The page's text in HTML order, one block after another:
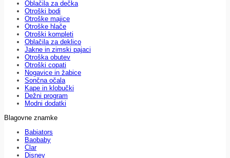
Oblačila za dečka
Otroški bodi
Otroške majice
Otroške hlače
Otroški kompleti
Oblačila za deklico
Jakne in zimski pajaci
Otroška obutev
Otroški copati
Nogavice in žabice
Sončna očala
Kape in klobučki
Dežni program
Modni dodatki
Blagovne znamke
Babiators
Baobaby
Clar
Disney